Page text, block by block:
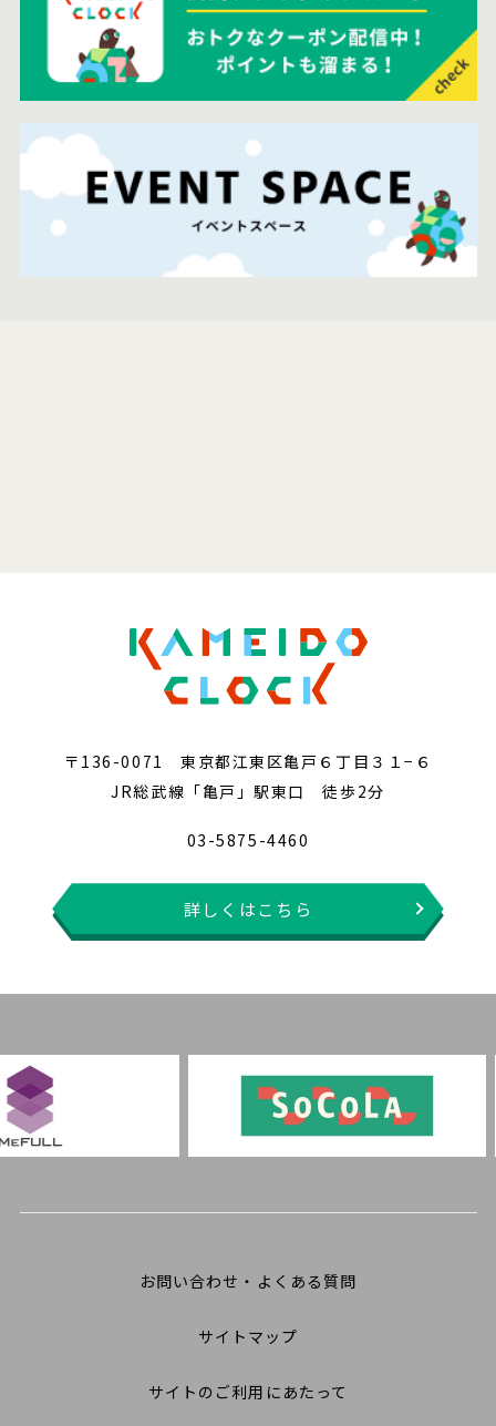
〒136-0071 東京都江東区亀戸６丁目３１−６
JR総武線「亀戸」駅東口 徒歩2分
03-5875-4460
詳しくはこちら
お問い合わせ・よくある質問
サイトマップ
サイトのご利用にあたって